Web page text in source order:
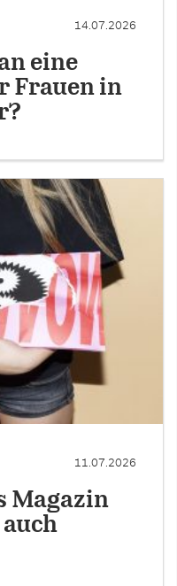
14.07.2026
eine
Frauen in
11.07.2026
Magazin